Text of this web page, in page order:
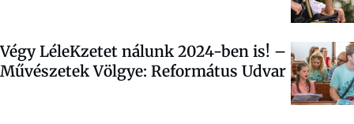
Végy LéleKzetet nálunk 2024-ben is! –
Művészetek Völgye: Református Udvar